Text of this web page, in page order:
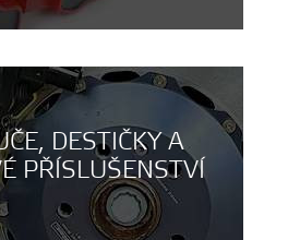
DESTIČKY A
PŘÍSLUŠENSTVÍ